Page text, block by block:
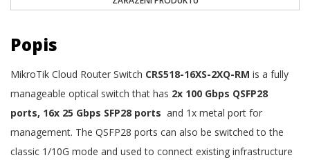
Popis
MikroTik Cloud Router Switch CRS518-16XS-2XQ-RM is a fully
manageable optical switch that has 2x 100 Gbps QSFP28
ports, 16x 25 Gbps SFP28 ports and 1x metal port for
management. The QSFP28 ports can also be switched to the
classic 1/10G mode and used to connect existing infrastructure